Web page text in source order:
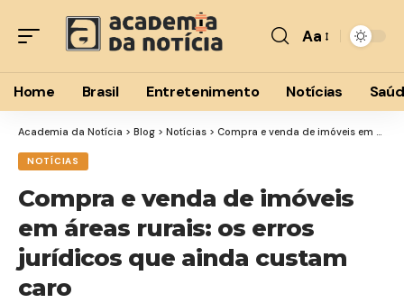
Font
Resizer
Aa
Home Brasil Entretenimento Notícias
Academia da Notícia > Blog > Notícias > Compra e venda de imóveis em áreas rurais: os erros jurídicos que ainda custam caro
NOTÍCIAS
Compra e venda de imóveis
em áreas rurais: os erros
jurídicos que ainda custam
caro